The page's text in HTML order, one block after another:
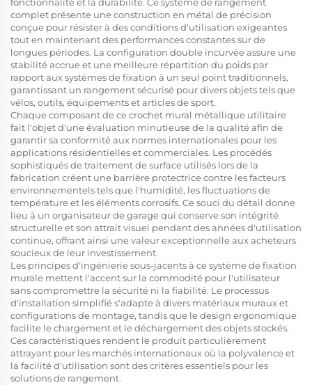
complet présente une construction en métal de précision
conçue pour résister à des conditions d'utilisation exigeantes
tout en maintenant des performances constantes sur de
longues périodes. La configuration double incurvée assure une
stabilité accrue et une meilleure répartition du poids par
rapport aux systèmes de fixation à un seul point traditionnels,
garantissant un rangement sécurisé pour divers objets tels que
vélos, outils, équipements et articles de sport.
Chaque composant de ce crochet mural métallique utilitaire
fait l'objet d'une évaluation minutieuse de la qualité afin de
garantir sa conformité aux normes internationales pour les
applications résidentielles et commerciales. Les procédés
sophistiqués de traitement de surface utilisés lors de la
fabrication créent une barrière protectrice contre les facteurs
environnementels tels que l'humidité, les fluctuations de
température et les éléments corrosifs. Ce souci du détail donne
lieu à un organisateur de garage qui conserve son intégrité
structurelle et son attrait visuel pendant des années d'utilisation
continue, offrant ainsi une valeur exceptionnelle aux acheteurs
soucieux de leur investissement.
Les principes d'ingénierie sous-jacents à ce système de fixation
murale mettent l'accent sur la commodité pour l'utilisateur
sans compromettre la sécurité ni la fiabilité. Le processus
d'installation simplifié s'adapte à divers matériaux muraux et
configurations de montage, tandis que le design ergonomique
facilite le chargement et le déchargement des objets stockés.
Ces caractéristiques rendent le produit particulièrement
attrayant pour les marchés internationaux où la polyvalence et
la facilité d'utilisation sont des critères essentiels pour les
solutions de rangement.